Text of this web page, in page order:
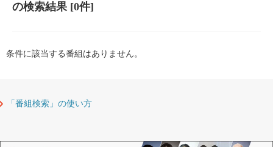
の検索結果[0件]
条件に該当する番組はありません。
「番組検索」の使い方